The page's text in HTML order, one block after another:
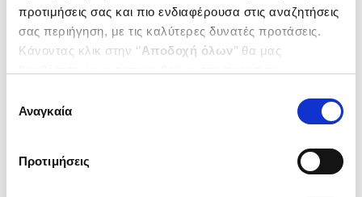
προτιμήσεις σας και πιο ενδιαφέρουσα στις αναζητήσεις
σας περιήγηση, με τις καλύτερες δυνατές προτάσεις.
Κάνοντας κλικ στην ‘’Αποδοχή όλων’’ θα μας
ενδιαφέρουν και να επιλέξετε από τα παρακάτω με την
΄΄και να ενημερωθείτε σχετικά με
συγκατάθεσης
Αναγκαία
Προτιμήσεις